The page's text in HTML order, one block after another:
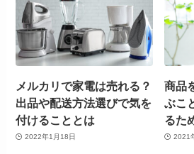
メルカリで家電は売れる？
出品や配送方法選びで気を
付けることとは
2022年1月18日
商品
ぶこ
るた
2021